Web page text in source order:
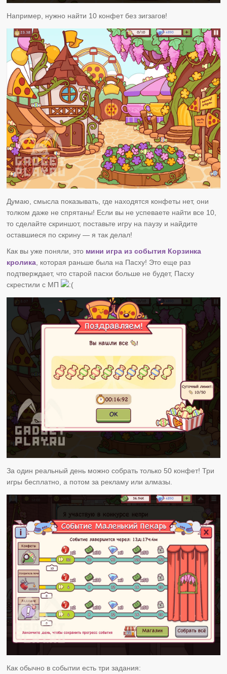
Например, нужно найти 10 конфет без зигзагов!
Думаю, смысла показывать, где находятся конфеты нет, они
толком даже не спрятаны! Если вы не успеваете найти все 10,
то сделайте скриншот, поставьте игру на паузу и найдите
оставшиеся по скрину — я так делал!
Как вы уже поняли, это мини игра из события Корзинка
кролика, которая раньше была на Пасху! Это еще раз
подтверждает, что старой пасхи больше не будет, Пасху
скрестили с МП
За один реальный день можно собрать только 50 конфет! Три
игры бесплатно, а потом за рекламу или алмазы.
Как обычно в событии есть три задания: